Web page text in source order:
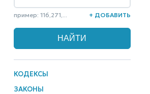
пример: 116,271,... + ДОБАВИТЬ
КОДЕКСЫ
ЗАКОНЫ